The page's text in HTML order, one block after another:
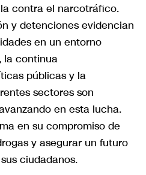
contra el narcotráfico.
y detenciones evidencian
en un entorno
la continua
públicas y la
sectores son
en esta lucha.
en su compromiso de
y asegurar un futuro
ciudadanos.